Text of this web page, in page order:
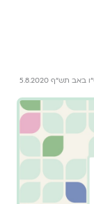
באב תש"ף 5.8.2020